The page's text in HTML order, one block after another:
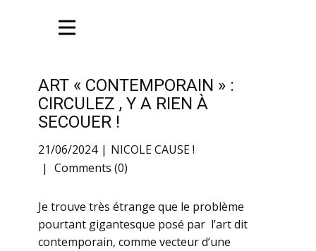
ART « CONTEMPORAIN » :
CIRCULEZ , Y A RIEN À
SECOUER !
21/06/2024
NICOLE CAUSE !
Comments (0)
Je trouve très étrange que le problème
pourtant gigantesque posé par l’art dit
contemporain, comme vecteur d’une